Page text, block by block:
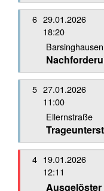
6 29.01.2026
18:20
Barsinghausen
5 27.01.2026
11:00
Ellernstraße
4 19.01.2026
12:11
Ausgelöster